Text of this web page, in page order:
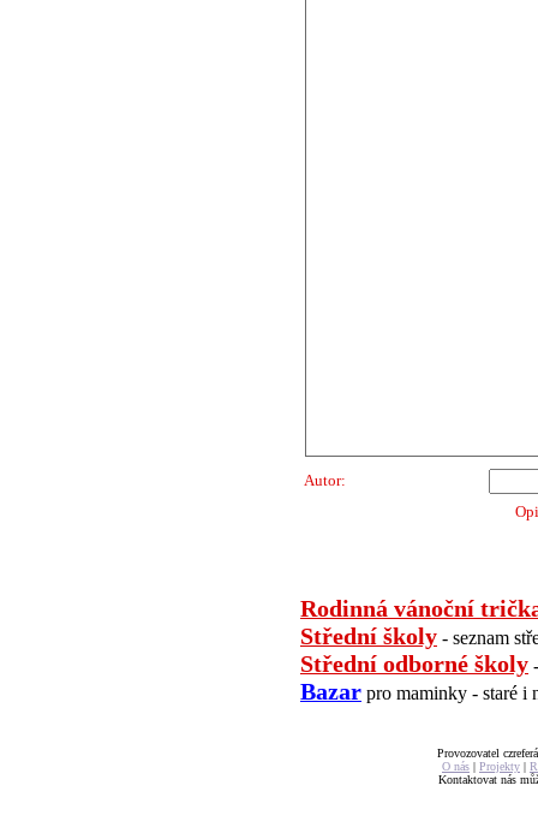
Autor:
Rodinná vánoční
Střední školy - seznam
Střední odborné školy
Bazar pro maminky - staré i
Provozovatel
O nás | Projekty |
Kontaktovat nás